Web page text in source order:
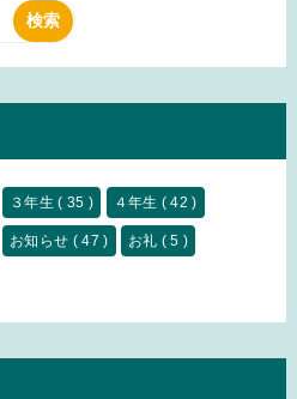
３年生( 35 ) ４年生 ( 42 )
お知らせ ( 47 ) お礼 ( 5 )